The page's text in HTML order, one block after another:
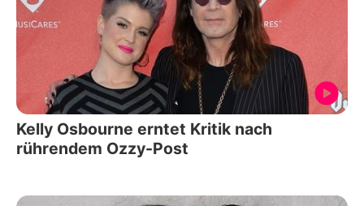
Kelly Osbourne erntet Kritik nach
rührendem Ozzy-Post